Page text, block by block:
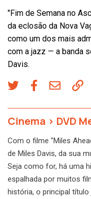
"Fim de Semana no
da eclosão da Nova
como um dos mais
com a jazz — a banda
Davis.
Cinema > DVD
Com o filme "Miles
de Miles Davis, da sua
Seja como for, há uma
espalhada por muitos
história, o principal